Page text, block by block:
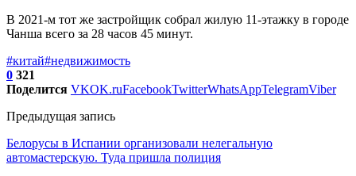
В 2021-м тот же застройщик собрал жилую 11-этажку в городе
Чанша всего за 28 часов 45 минут.
#китай#недвижимость
0 321
Поделится VKOK.ruFacebookTwitterWhatsAppTelegramViber
Предыдущая запись
Белорусы в Испании организовали нелегальную
автомастерскую. Туда пришла полиция